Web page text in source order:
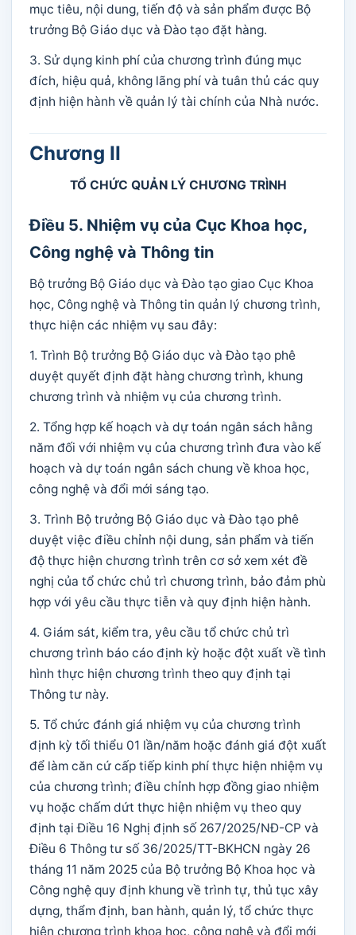
mục tiêu, nội dung, tiến độ và sản phẩm được Bộ
trưởng Bộ Giáo dục và Đào tạo đặt hàng.
3. Sử dụng kinh phí của chương trình đúng mục
đích, hiệu quả, không lãng phí và tuân thủ các quy
định hiện hành về quản lý tài chính của Nhà nước.
Chương II
TỔ CHỨC QUẢN LÝ CHƯƠNG TRÌNH
Điều 5. Nhiệm vụ của Cục Khoa học,
Công nghệ và Thông tin
Bộ trưởng Bộ Giáo dục và Đào tạo giao Cục Khoa
học, Công nghệ và Thông tin quản lý chương trình,
thực hiện các nhiệm vụ sau đây:
1. Trình Bộ trưởng Bộ Giáo dục và Đào tạo phê
duyệt quyết định đặt hàng chương trình, khung
chương trình và nhiệm vụ của chương trình.
2. Tổng hợp kế hoạch và dự toán ngân sách hằng
năm đối với nhiệm vụ của chương trình đưa vào kế
hoạch và dự toán ngân sách chung về khoa học,
công nghệ và đổi mới sáng tạo.
3. Trình Bộ trưởng Bộ Giáo dục và Đào tạo phê
duyệt việc điều chỉnh nội dung, sản phẩm và tiến
độ thực hiện chương trình trên cơ sở xem xét đề
nghị của tổ chức chủ trì chương trình, bảo đảm phù
hợp với yêu cầu thực tiễn và quy định hiện hành.
4. Giám sát, kiểm tra, yêu cầu tổ chức chủ trì
chương trình báo cáo định kỳ hoặc đột xuất về tình
hình thực hiện chương trình theo quy định tại
Thông tư này.
5. Tổ chức đánh giá nhiệm vụ của chương trình
định kỳ tối thiểu 01 lần/năm hoặc đánh giá đột xuất
để làm căn cứ cấp tiếp kinh phí thực hiện nhiệm vụ
của chương trình; điều chỉnh hợp đồng giao nhiệm
vụ hoặc chấm dứt thực hiện nhiệm vụ theo quy
định tại Điều 16 Nghị định số 267/2025/NĐ-CP và
Điều 6 Thông tư số 36/2025/TT-BKHCN ngày 26
tháng 11 năm 2025 của Bộ trưởng Bộ Khoa học và
Công nghệ quy định khung về trình tự, thủ tục xây
dựng, thẩm định, ban hành, quản lý, tổ chức thực
hiện chương trình khoa học, công nghệ và đổi mới